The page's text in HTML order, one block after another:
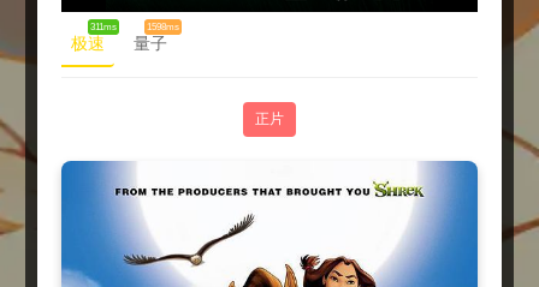
极速
311ms
量子
1598ms
正片